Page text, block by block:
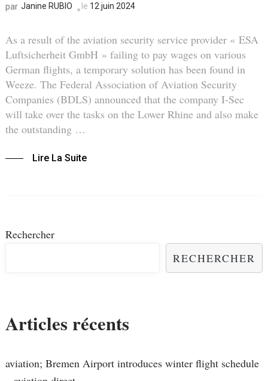
par Janine RUBIO le 12 juin 2024
As a result of the aviation security service provider « ESA
Luftsicherheit GmbH » failing to pay wages on various
German flights, a temporary solution has been found in
Weeze. The Federal Association of Aviation Security
Companies (BDLS) announced that the company I-Sec
will take over the tasks on the Lower Rhine and also make
the outstanding …
Lire La Suite
Rechercher
RECHERCHER
Articles récents
aviation; Bremen Airport introduces winter flight schedule